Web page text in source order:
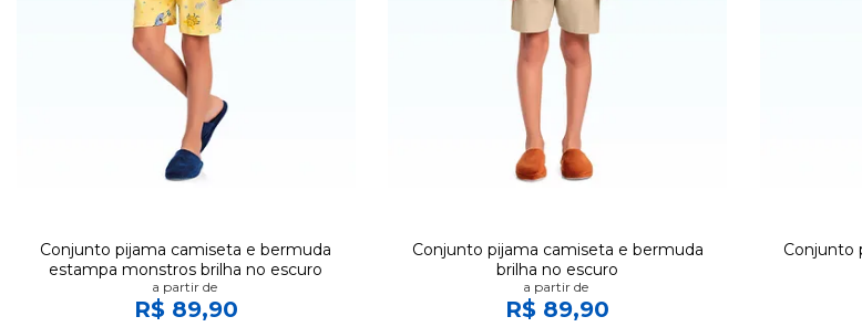
Conjunto pijama camiseta e bermuda
estampa monstros brilha no escuro
a partir de
R$ 89,90
Conjunto pijama camiseta e bermuda
brilha no escuro
a partir de
R$ 89,90
Conjunto